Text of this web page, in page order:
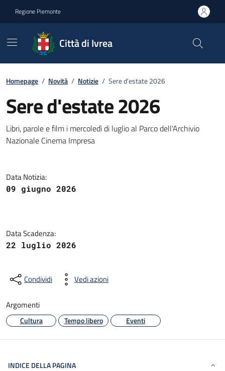
Regione Piemonte
Città di Ivrea
Homepage / Novità / Notizie / Sere d'estate 2026
Sere d'estate 2026
Libri, parole e film i mercoledì di luglio al Parco dell'Archivio
Nazionale Cinema Impresa
Data Notizia:
09 giugno 2026
Data Scadenza:
22 luglio 2026
Condividi Vedi azioni
Argomenti
Cultura Tempo libero Eventi
INDICE DELLA PAGINA